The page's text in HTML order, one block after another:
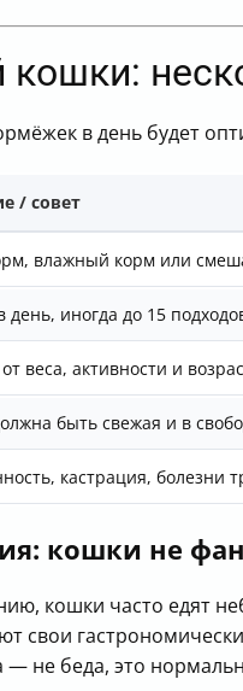
кошки:
в день будет
/ совет
влажный корм или
день, иногда до 15
веса, активности и
быть свежая и в
кастрация, болезни
кошки не
кошки часто едят
свои
— не беда, это